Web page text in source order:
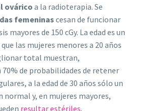
ovárico a la radioterapia. Se
femeninas cesan de funcionar
mayores de 150 cGy. La edad es un
las mujeres menores a 20 años
total muestran,
de probabilidades de retener
a la edad de 30 años sólo un
normal y, en mujeres mayores,
resultar estériles.